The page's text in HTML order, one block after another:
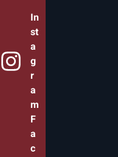
In
st
a
g
r
a
m
F
a
c